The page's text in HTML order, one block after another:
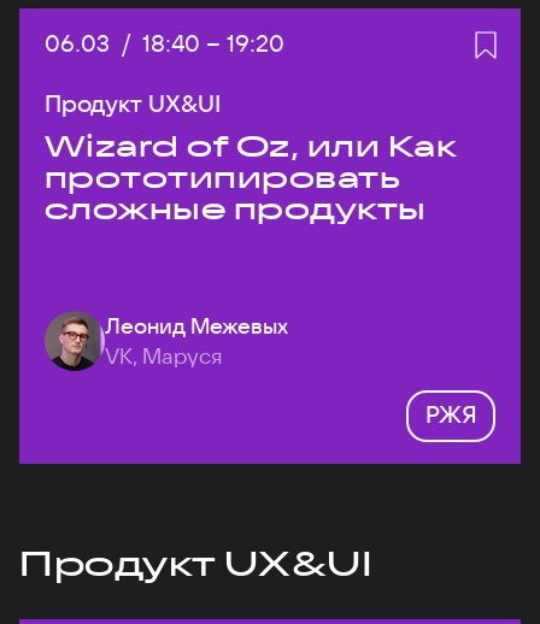
Дата:
06.03 / Начало:
18:40 – Конец:
19:20
Продукт UX&UI
Wizard of Oz, или Как
прототипировать
сложные продукты
Леонид Межевых
VK, Маруся
РЖЯ
Продукт UX&UI